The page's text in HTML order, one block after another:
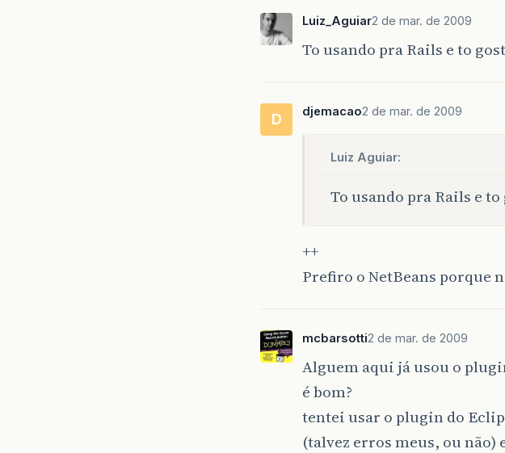
Luiz_Aguiar2 de mar. de 2009
To usando pra Rails e to
D djemacao2 de mar. de 2009
Luiz Aguiar:
To usando pra Rails e
++
Prefiro o NetBeans porque
mcbarsotti2 de mar. de 2009
Alguem aqui já usou o
é bom?
tentei usar o plugin do
(talvez erros meus, ou não)